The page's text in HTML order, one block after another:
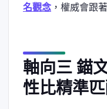
名觀念 ，權威會跟
軸向三 錨
性比精準